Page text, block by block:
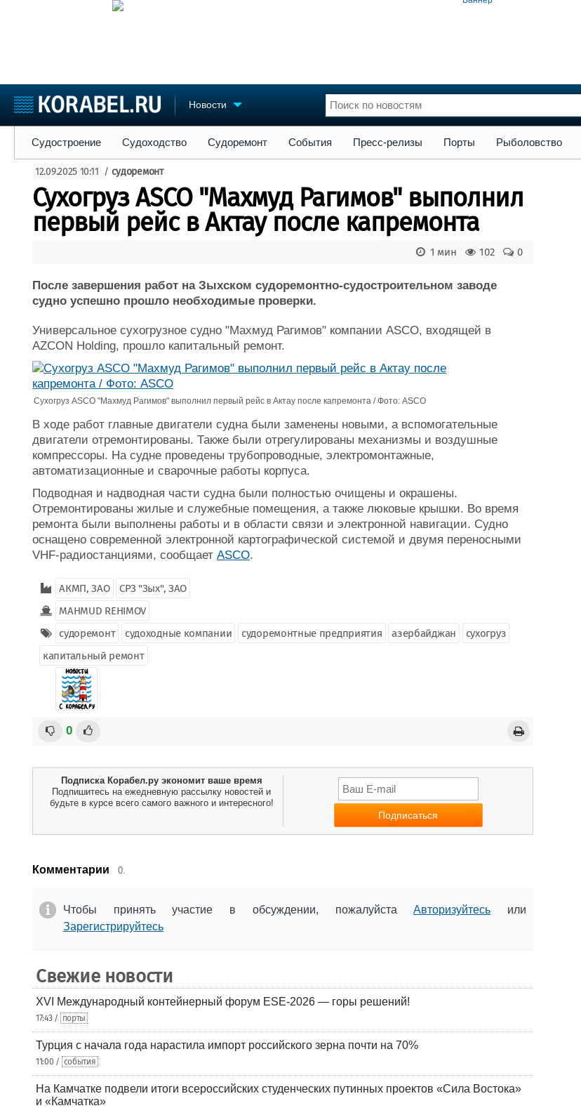
Новости
Судостроение
Пульс
Новости
Компании
Репутация
Журнал
Реклама
Торговая площадка
Доска объявлений
Продажа флота
Оборудование
Изделия
Конференции
Личности
Словарь
Флот
Форум
Все службы
Судостроение Судоходство Судоремонт События Пресс-релизы Порты Рыболовство
12.09.2025 10:11 / судоремонт
Сухогруз ASCO "Махмуд Рагимов" выполнил
первый рейс в Актау после капремонта
0
102
1 мин
После завершения работ на Зыхском судоремонтно-судостроительном заводе
судно успешно прошло необходимые проверки.
Универсальное сухогрузное судно "Махмуд Рагимов" компании ASCO, входящей в
AZCON Holding, прошло капитальный ремонт.
Сухогруз ASCO "Махмуд Рагимов" выполнил первый рейс в Актау после капремонта / Фото: ASCO
В ходе работ главные двигатели судна были заменены новыми, а вспомогательные
двигатели отремонтированы. Также были отрегулированы механизмы и воздушные
компрессоры. На судне проведены трубопроводные, электромонтажные,
автоматизационные и сварочные работы корпуса.
Подводная и надводная части судна были полностью очищены и окрашены.
Отремонтированы жилые и служебные помещения, а также люковые крышки. Во время
ремонта были выполнены работы и в области связи и электронной навигации. Судно
оснащено современной электронной картографической системой и двумя переносными
VHF-радиостанциями, сообщает ASCO.
АКМП, ЗАО
СРЗ "Зых", ЗАО
MAHMUD REHIMOV
судоремонт
судоходные компании судоремонтные предприятия азербайджан
сухогруз
капитальный ремонт
0
Подписка Корабел.ру экономит ваше время
Подпишитесь на ежедневную рассылку новостей и
будьте в курсе всего самого важного и интересного!
Комментарии 0.
Чтобы принять участие в обсуждении, пожалуйстаАвторизуйтесь или
Зарегистрируйтесь
Свежие новости
XVI Международный контейнерный форум ESE-2026 — горы решений!
17:43 / порты
Турция с начала года нарастила импорт российского зерна почти на 70%
11:00 / события
На Камчатке подвели итоги всероссийских студенческих путинных проектов «Сила Востока»
и «Камчатка»